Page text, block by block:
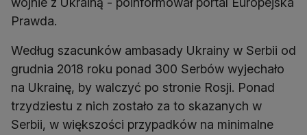
Prawda.
Według szacunków ambasady Ukrainy w Serbii od
grudnia 2018 roku ponad 300 Serbów wyjechało
na Ukrainę, by walczyć po stronie Rosji. Ponad
trzydziestu z nich zostało za to skazanych w
Serbii, w większości przypadków na minimalne